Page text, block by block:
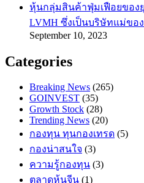
หุ้นกลุ่มสินค้าฟุ่มเฟือยของ
LVMH ซึ่งเป็นบริษัทแม่ของ
September 10, 2023
Categories
Breaking News (265)
GOINVEST (35)
Growth Stock (28)
Trending News (20)
กองทุน ทุนกองเทรด (5)
กองน่าสนใจ (3)
ความรู้กองทุน (3)
ตลาดหุ้นจีน (1)